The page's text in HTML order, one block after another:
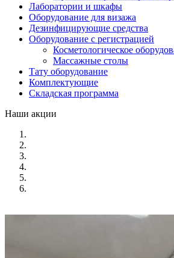
Лаборатории и шкафы
Оборудование для визажа
Дезинфицирующие средства
Оборудование с регистрацией
Косметологическое
Массажные столы
Тату оборудование
Комплектующие
Складская программа
Наши акции